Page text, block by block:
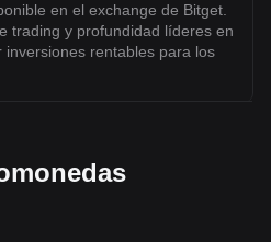
en el exchange de Bitget.
trading y profundidad líderes en
rentables para los